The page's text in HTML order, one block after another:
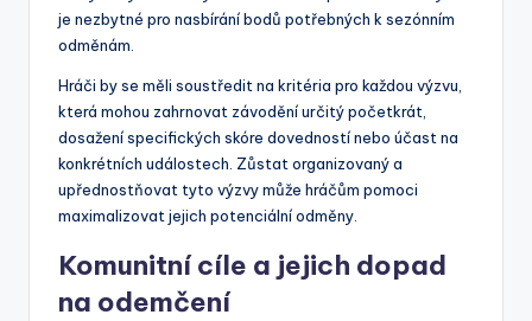
je nezbytné pro nasbírání bodů potřebných k sezónním
odměnám.
Hráči by se měli soustředit na kritéria pro každou výzvu,
která mohou zahrnovat závodění určitý početkrát,
dosažení specifických skóre dovedností nebo účast na
konkrétních událostech. Zůstat organizovaný a
upřednostňovat tyto výzvy může hráčům pomoci
maximalizovat jejich potenciální odměny.
Komunitní cíle a jejich dopad
na odemčení